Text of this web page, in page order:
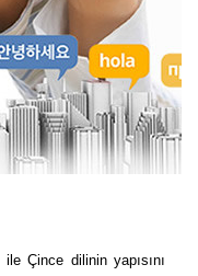
Çince dilinin yapısını